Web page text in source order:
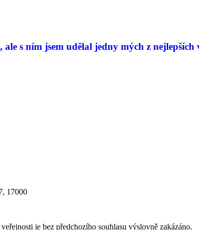
s ním jsem udělal jedny mých z nejlepších
17000
je bez předchozího souhlasu výslovně zakázáno.